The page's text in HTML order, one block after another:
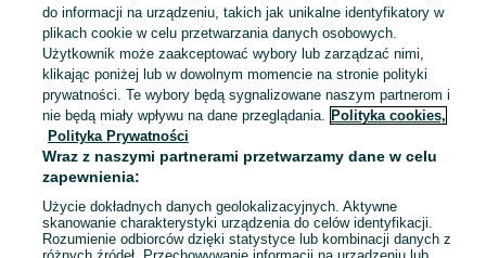
35 zł
39,73 zł z Pakietem Ochronnym
Gniewomirowice
02 sierpnia 2026
Right
70 zł
75,95 zł z Pakietem Ochronnym
do informacji na urządzeniu, takich jak unikalne identyfikatory w
plikach cookie w celu przetwarzania danych osobowych.
Użytkownik może zaakceptować wybory lub zarządzać nimi,
klikając poniżej lub w dowolnym momencie na stronie polityki
prywatności. Te wybory będą sygnalizowane naszym partnerom i
nie będą miały wpływu na dane przeglądania. Polityka cookies,
Polityka Prywatności
Wraz z naszymi partnerami przetwarzamy dane w celu
zapewnienia:
Użycie dokładnych danych geolokalizacyjnych. Aktywne
skanowanie charakterystyki urządzenia do celów identyfikacji.
Rozumienie odbiorców dzięki statystyce lub kombinacji danych z